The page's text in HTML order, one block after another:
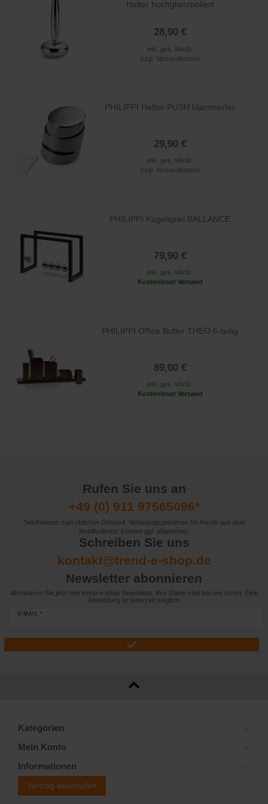
Halter hochglanzpoliert
28,90 €
inkl. ges. MwSt.
zzgl. Versandkosten
PHILIPPI Hefter PUSH klammerlos
29,90 €
inkl. ges. MwSt.
zzgl. Versandkosten
PHILIPPI Kugelspiel BALLANCE
79,90 €
inkl. ges. MwSt.
Kostenloser Versand
PHILIPPI Office Butler THEO 6-teilig
89,00 €
inkl. ges. MwSt.
Kostenloser Versand
Rufen Sie uns an
+49 (0) 911 97565096*
*telefonieren zum üblichen Ortstarif. Verbindugsgebühren für Anrufe aus dem
Mobilfunknetz können ggf. abweichen.
Schreiben Sie uns
kontakt@trend-e-shop.de
Newsletter abonnieren
Abonnieren Sie jetzt den trend-e-shop Newsletter. Ihre Daten sind bei uns sicher. Eine
Abmeldung ist jederzeit möglich.
E-MAIL *
Kategorien
Mein Konto
Informationen
Vertrag widerrufen